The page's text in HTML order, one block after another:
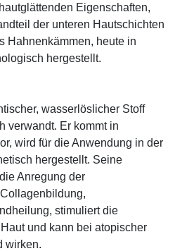
Eigenschaften,
der unteren Hautschichten
Hahnenkämmen, heute in
hergestellt.
wasserlöslicher Stoff
verwandt. Er kommt in
wird für die Anwendung in der
hergestellt. Seine
Anregung der
stimuliert die
und kann bei atopischer
wirken.